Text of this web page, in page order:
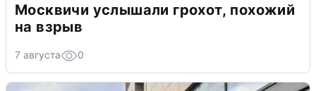
Москвичи услышали грохот, похожий
на взрыв
7 августа 0